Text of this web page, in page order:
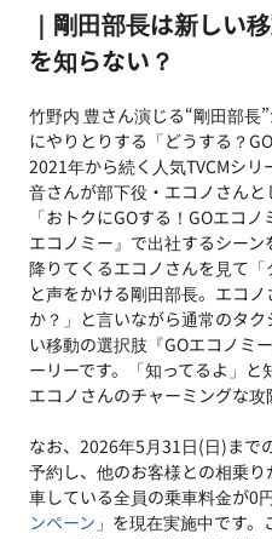
｜剛田部長は新しい
を知らない？
竹野内 豊さん演じる“剛田部長
にやりとりする「どうする？
2021年から続く人気TVCMシ
音さんが部下役・エコノさんと
「おトクにGOする！GOエコ
エコノミー』で出社するシー
降りてくるエコノさんを見て「
と声をかける剛田部長。エコ
か？」と言いながら通常のタ
い移動の選択肢『GOエコノミ
ーリーです。「知ってるよ」
エコノさんのチャーミングな攻
なお、2026年5月31日(日)まで
予約し、他のお客様との相乗
車している全員の乗車料金が0
ンペーン 」を現在実施中です